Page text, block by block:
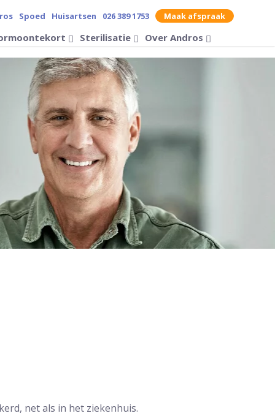
op de website
Spoed Huisartsen 026 389 1753 Maak afspraak
Sterilisatie Over Andros
net als in het ziekenhuis.